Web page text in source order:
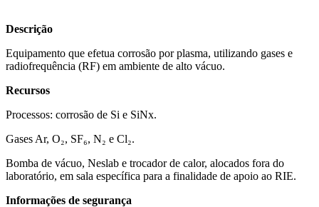
Descrição
Equipamento que efetua corrosão por plasma, utilizando gases e
radiofrequência (RF) em ambiente de alto vácuo.
Recursos
Processos: corrosão de Si e SiNx.
Gases Ar, O₂, SF₆, N₂ e Cl₂.
Bomba de vácuo, Neslab e trocador de calor, alocados fora do
laboratório, em sala específica para a finalidade de apoio ao RIE.
Informações de segurança